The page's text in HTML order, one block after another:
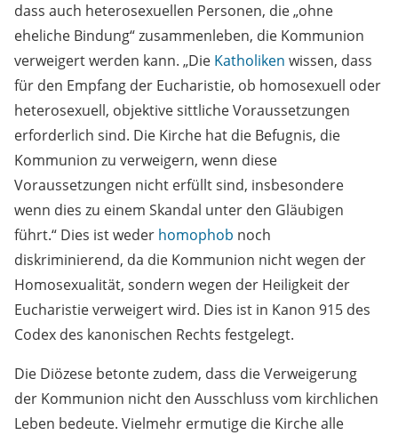
dass auch heterosexuellen Personen, die „ohne
eheliche Bindung“ zusammenleben, die Kommunion
verweigert werden kann. „Die Katholiken wissen, dass
für den Empfang der Eucharistie, ob homosexuell oder
heterosexuell, objektive sittliche Voraussetzungen
erforderlich sind. Die Kirche hat die Befugnis, die
Kommunion zu verweigern, wenn diese
Voraussetzungen nicht erfüllt sind, insbesondere
wenn dies zu einem Skandal unter den Gläubigen
führt.“ Dies ist weder homophob noch
diskriminierend, da die Kommunion nicht wegen der
Homosexualität, sondern wegen der Heiligkeit der
Eucharistie verweigert wird. Dies ist in Kanon 915 des
Codex des kanonischen Rechts festgelegt.
Die Diözese betonte zudem, dass die Verweigerung
der Kommunion nicht den Ausschluss vom kirchlichen
Leben bedeute. Vielmehr ermutige die Kirche alle